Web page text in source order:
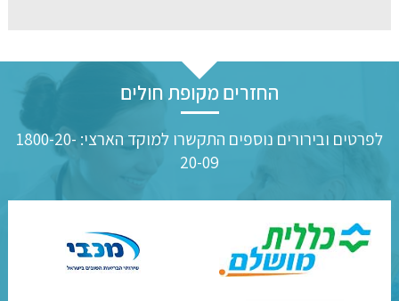
החזרים מקופת חולים
לפרטים ובירורים נוספים התקשרו למוקד הארצי: 1800-20-
20-09